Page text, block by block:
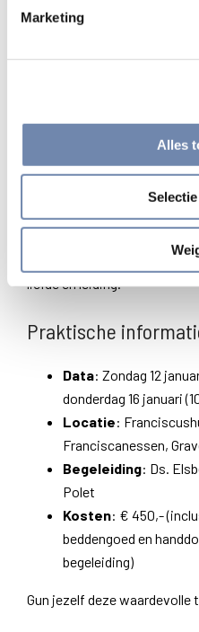
Marketing
Alles
Oefeningen van
jouw persoonlijke
Persoonlijke
mogelijkheid voor
je zoektocht.
: Na deze
adem terug naar jouw
geestelijk leven te verdiepen
liefde en leiding.
Praktische
Data: Zondag 12
donderdag 16 januari
Locatie:
Franciscanessen,
Begeleiding: Ds.
Polet
Kosten: € 450,-
beddengoed en
begeleiding)
Gun jezelf deze waardevolle